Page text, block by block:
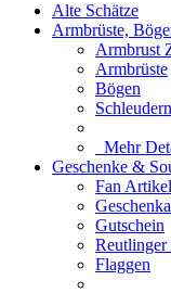
Alte Schätze
Armbrüste,
Armbrust
Armbrüste
Bögen
Mehr
Geschenke &
Fan Artikel
Gutschein
Reutlinger
Flaggen